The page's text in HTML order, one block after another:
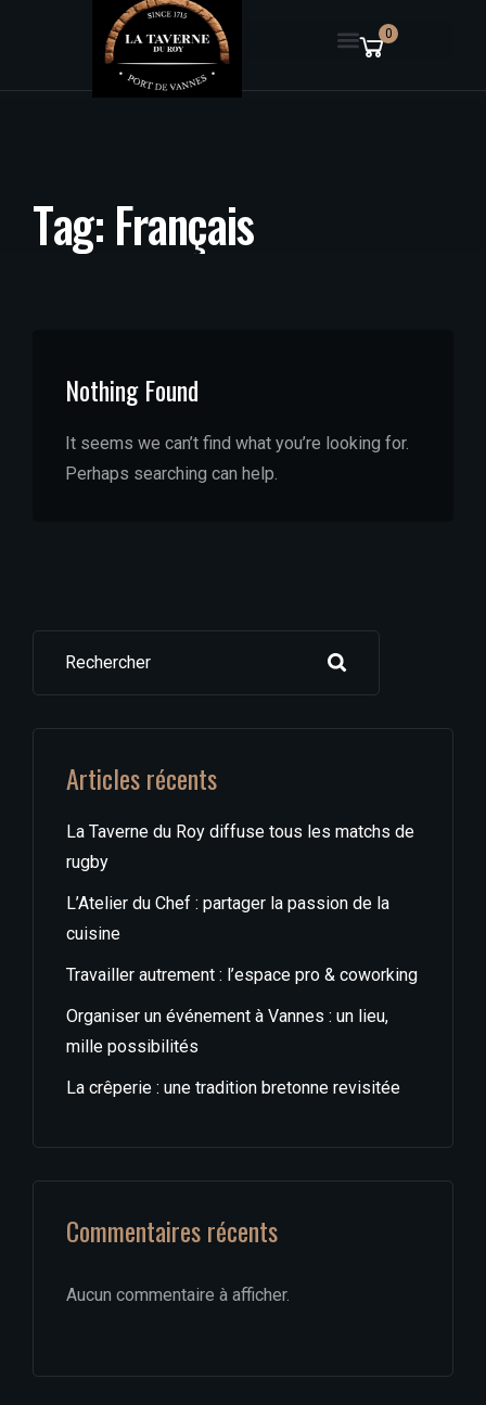
0
Tag: Français
Nothing Found
It seems we can’t find what you’re looking for.
Perhaps searching can help.
Rechercher
Articles récents
La Taverne du Roy diffuse tous les matchs de
rugby
L’Atelier du Chef : partager la passion de la
cuisine
Travailler autrement : l’espace pro & coworking
Organiser un événement à Vannes : un lieu,
mille possibilités
La crêperie : une tradition bretonne revisitée
Commentaires récents
Aucun commentaire à afficher.